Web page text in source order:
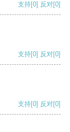
支持[0] 反对[0]
支持[0] 反对[0]
支持[0] 反对[0]